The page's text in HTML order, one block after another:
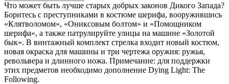
Что может быть лучше старых добрых законов Дикого Запада?
Боритесь с преступниками в костюме шерифа, вооружившись
«Клятволомом», «Ониксовым болтом» и «Помощником
шерифа», а также патрулируйте улицы на машине «Золотой
бык». В винтажный комплект стрелка входит новый костюм,
новая окраска для машины и три чертежа оружия: ружья,
револьвера и длинного ножа. Примечание: для поддержки
этих предметов необходимо дополнение Dying Light: The
Following.